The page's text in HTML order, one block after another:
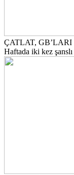
ÇATLAT,
Haftada iki kez